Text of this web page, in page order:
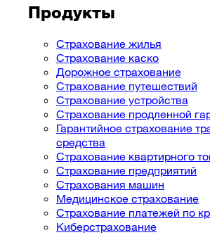
Продукты
Страхование жилья
Страхование каско
Дорожное страхование
Страхование путешествий
Страхование устройства
Страхование продленной
Гарантийное страхование
средства
Страхование квартирного
Страхование предприятий
Cтрахования машин
Медицинское страхование
Страхование платежей по
Киберстрахование